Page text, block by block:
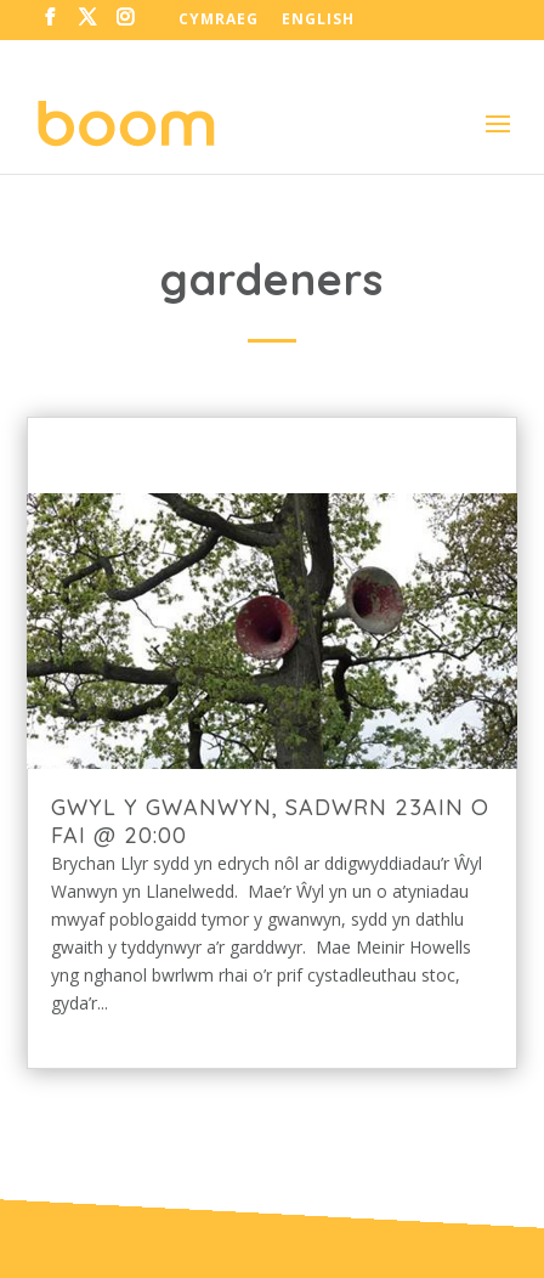
CYMRAEG ENGLISH
gardeners
GWYL Y GWANWYN, SADWRN 23AIN O
FAI @ 20:00
Brychan Llyr sydd yn edrych nôl ar ddigwyddiadau’r Ŵyl
Wanwyn yn Llanelwedd. Mae’r Ŵyl yn un o atyniadau
mwyaf poblogaidd tymor y gwanwyn, sydd yn dathlu
gwaith y tyddynwyr a’r garddwyr. Mae Meinir Howells
yng nghanol bwrlwm rhai o’r prif cystadleuthau stoc,
gyda’r...